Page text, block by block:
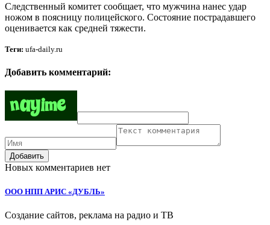
Следственный комитет сообщает, что мужчина нанес удар
ножом в поясницу полицейского. Состояние пострадавшего
оценивается как средней тяжести.
Теги: ufa-daily.ru
Добавить комментарий:
Добавить
Новых комментариев нет
ООО НПП АРИС «ДУБЛЬ»
Создание сайтов, реклама на радио и ТВ